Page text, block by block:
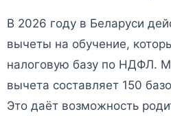
В 2026 году в Беларуси
вычеты на обучение,
налоговую базу по НДФЛ.
вычета составляет 150
Это даёт возможность